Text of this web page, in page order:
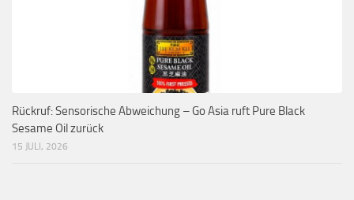
Rückruf: Sensorische Abweichung – Go Asia ruft Pure Black
Sesame Oil zurück
15 JULI, 2026